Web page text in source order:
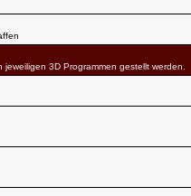
3D Programmen gestellt werden.